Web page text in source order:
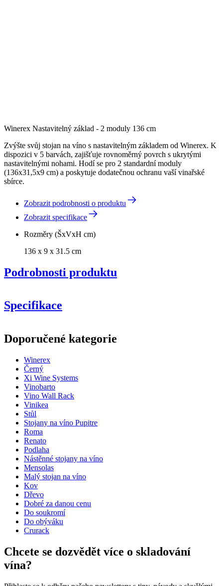
Winerex Nastavitelný základ - 2 moduly 136 cm
Zvýšte svůj stojan na víno s nastavitelným základem od Winerex. K
dispozici v 5 barvách, zajišťuje rovnoměrný povrch s ukrytými
nastavitelnými nohami. Hodí se pro 2 standardní moduly
(136x31,5x9 cm) a poskytuje dodatečnou ochranu vaší vinařské
sbírce.
Zobrazit podrobnosti o produktu
Zobrazit specifikace
Rozměry (ŠxVxH cm)
136 x 9 x 31.5 cm
Podrobnosti produktu
Specifikace
Číslo produktuEXZP136
Obecné
DoručeníSestaveno
UmístěníPodlaha
Modulární Ano
ÚpravaBorovice
Rozměry (ŠxVxH cm)
Výška (cm)
Šířka (cm)
Hloubka (cm)31.5
Hmotnost (kg)5
Doporučené kategorie
Winerex
Černý
Xi Wine Systems
Vinobarto
Vino Wall Rack
Vinikea
Stůl
Stojany na víno Pupitre
Roma
Renato
Podlaha
Nástěnné stojany na víno
Mensolas
Malý stojan na víno
Kov
Dřevo
Dobré za danou cenu
Do soukromí
Do obýváku
Crurack
Chcete se dozvědět více o skladování
vína?